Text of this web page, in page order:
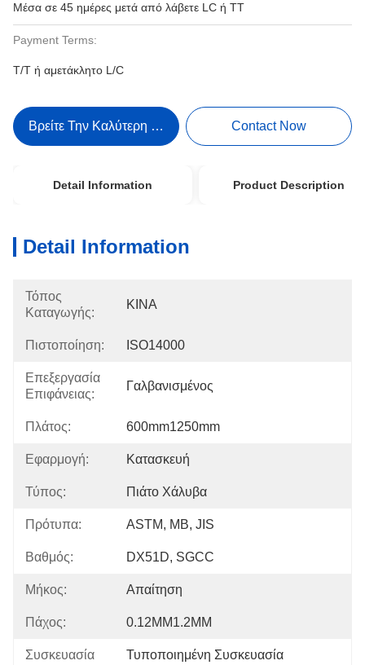
Μέσα σε 45 ημέρες μετά από λάβετε LC ή TT
Payment Terms:
T/T ή αμετάκλητο L/C
Βρείτε Την Καλύτερη Τιμή Contact Now
Detail Information Product Description
Detail Information
Τόπος
Καταγωγής:
ΚΙΝΑ
Πιστοποίηση: ISO14000
Επεξεργασία
Επιφάνειας:
Γαλβανισμένος
Πλάτος: 600mm1250mm
Εφαρμογή: Κατασκευή
Τύπος: Πιάτο Χάλυβα
Πρότυπα: ASTM, ΜΒ, JIS
Βαθμός: DX51D, SGCC
Μήκος: Απαίτηση
Πάχος: 0.12MM1.2MM
Συσκευασία
Τυποποιημένη Συσκευασία